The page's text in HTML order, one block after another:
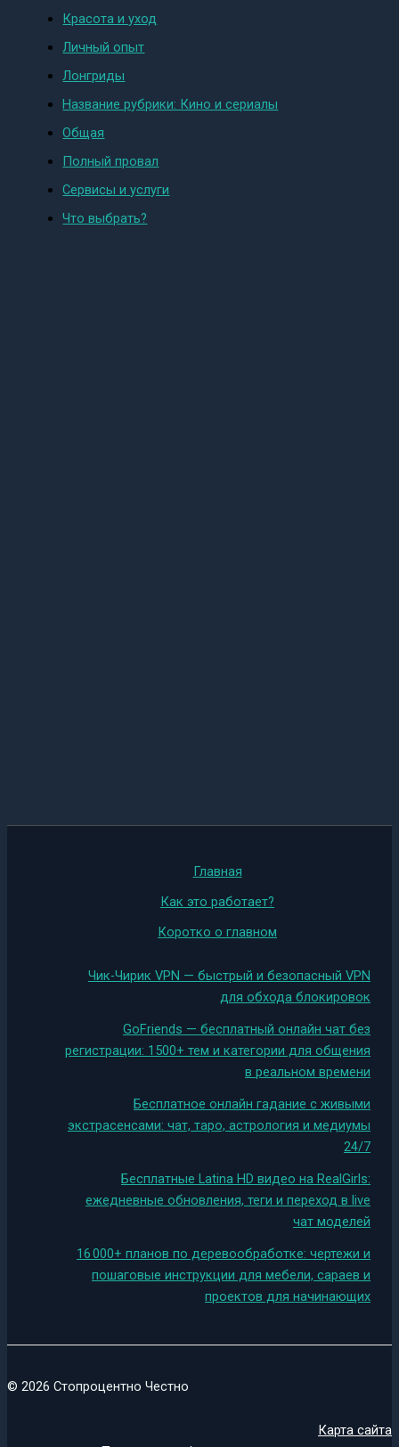
Красота и уход
Личный опыт
Лонгриды
Название рубрики: Кино и сериалы
Общая
Полный провал
Сервисы и услуги
Что выбрать?
Главная
Как это работает?
Коротко о главном
Чик-Чирик VPN — быстрый и безопасный VPN
для обхода блокировок
GoFriends — бесплатный онлайн чат без
регистрации: 1500+ тем и категории для общения
в реальном времени
Бесплатное онлайн гадание с живыми
экстрасенсами: чат, таро, астрология и медиумы
24/7
Бесплатные Latina HD видео на RealGirls:
ежедневные обновления, теги и переход в live
чат моделей
16 000+ планов по деревообработке: чертежи и
пошаговые инструкции для мебели, сараев и
проектов для начинающих
© 2026 Стопроцентно Честно
Карта сайта